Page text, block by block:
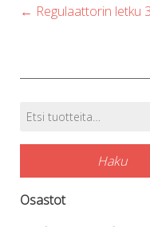
Post
← Regulaattorin letku
Tuotehaku
Etsi:
Haku
Osastot